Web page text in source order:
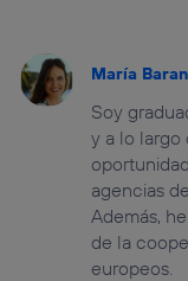
María
Soy
y a lo largo
agencias
Además,
de la
europeos.